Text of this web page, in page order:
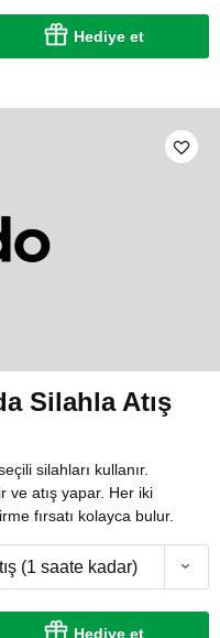
Hediye et
Silahla Atış
silahları kullanır.
ve atış yapar. Her iki
fırsatı kolayca bulur.
(1 saate kadar)
Hediye et